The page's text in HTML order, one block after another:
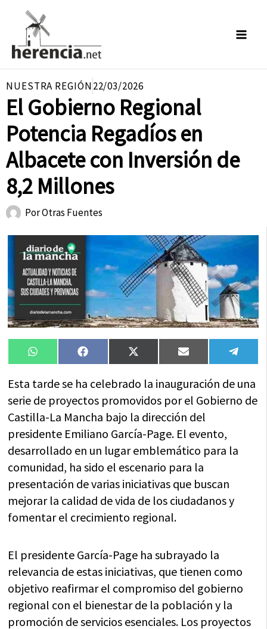
contenido
NUESTRA REGIÓN22/03/2026
El Gobierno Regional
Potencia Regadíos en
Albacete con Inversión de
8,2 Millones
PorOtras Fuentes
Compartir
en
WhatsAppCompartir
en
FacebookCompartir
en
X
(Twitter)
Compartir
en
Email
en
Esta tarde se ha celebrado la inauguración de una
serie de proyectos promovidos por el Gobierno de
Castilla-La Mancha bajo la dirección del
presidente Emiliano García-Page. El evento,
desarrollado en un lugar emblemático para la
comunidad, ha sido el escenario para la
presentación de varias iniciativas que buscan
mejorar la calidad de vida de los ciudadanos y
fomentar el crecimiento regional.
El presidente García-Page ha subrayado la
relevancia de estas iniciativas, que tienen como
objetivo reafirmar el compromiso del gobierno
regional con el bienestar de la población y la
promoción de servicios esenciales. Los proyectos